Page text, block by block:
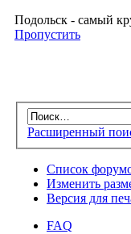
Подольск - самый
Пропустить
Расширенный
Список
Изменить
Версия для
FAQ